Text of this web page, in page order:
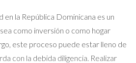
la República Dominicana es un
como inversión o como hogar
este proceso puede estar lleno de
con la debida diligencia. Realizar